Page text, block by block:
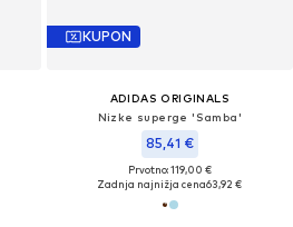
KUPON
ADIDAS ORIGINALS
Nizke superge 'Samba'
85,41 €
Prvotno: 119,00 €
Zadnja najnižja cena63,92 €